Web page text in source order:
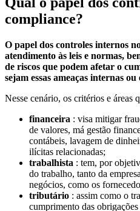
compliance?
O papel dos controles internos
atendimento às leis e normas,
de riscos que podem afetar o
sejam essas ameaças internas ou
Nesse cenário, os critérios e áreas
financeira : visa mitigar
de valores, má gestão
contábeis, lavagem de
ilícitas relacionadas;
trabalhista : tem, por
do trabalho, tanto da
negócios, como os
tributário : assim como o
cumprimento das